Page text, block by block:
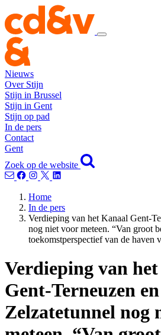
Nieuws
Over Stijn
Stijn in Brussel
Stijn in Gent
Stijn op pad
In de pers
Contact
Gent
Zoek op de website
Home
In de pers
Verdieping van het Kanaal Gent-
nog niet voor meteen. “Van groot
toekomstperspectief van de haven
Verdieping van
Gent-Terneuzen en
Zelzatetunnel nog